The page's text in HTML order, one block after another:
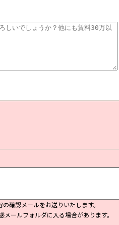
確認メールをお送りいたします。
ールフォルダに入る場合があります。